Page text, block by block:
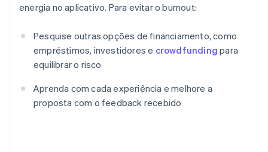
energia no aplicativo. Para evitar o burnout:
Pesquise outras opções de financiamento, como
empréstimos, investidores e crowdfunding para
equilibrar o risco
Aprenda com cada experiência e melhore a
proposta com o feedback recebido